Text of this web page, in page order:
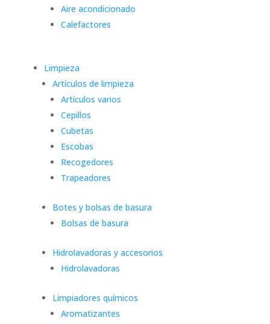
Aire acondicionado
Calefactores
Limpieza
Artículos de limpieza
Artículos varios
Cepillos
Cubetas
Escobas
Recogedores
Trapeadores
Botes y bolsas de basura
Bolsas de basura
Hidrolavadoras y accesorios
Hidrolavadoras
Limpiadores químicos
Aromatizantes